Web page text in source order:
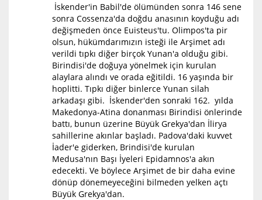
İskender'in Babil'de ölümünden sonra 146 sene
sonra Cossenza'da doğdu anasının koyduğu adı
değişmeden önce Euisteus'tu. Olimpos'ta pir
olsun, hükümdarımızın isteği ile Arşimet adı
verildi tıpkı diğer birçok Yunan'a olduğu gibi.
Birindisi'de doğuya yönelmek için kurulan
alaylara alındı ve orada eğitildi. 16 yaşında bir
hoplitti. Tıpkı diğer binlerce Yunan silah
arkadaşı gibi. İskender'den sonraki 162. yılda
Makedonya-Atina donanması Birindisi önlerinde
battı, bunun üzerine Büyük Grekya'dan İlirya
sahillerine akınlar başladı. Padova'daki kuvvet
İader'e giderken, Brindisi'de kurulan
Medusa'nın Başı İyeleri Epidamnos'a akın
edecekti. Ve böylece Arşimet de bir daha evine
dönüp dönemeyeceğini bilmeden yelken açtı
Büyük Grekya'dan.